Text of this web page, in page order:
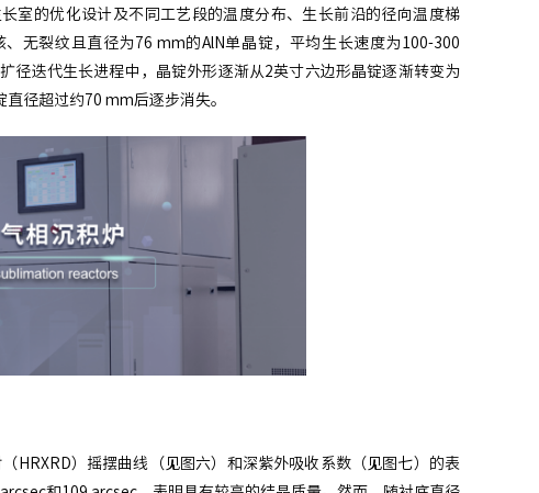
室的优化设计及不同工艺段的温度分布、生长前沿的径向温度梯
无裂纹且直径为76 mm的AlN单晶锭，平均生长速度为100-300
径迭代生长进程中，晶锭外形逐渐从2英寸六边形晶锭逐渐转变为
径超过约70 mm后逐步消失。
HRXRD）摇摆曲线（见图六）和深紫外吸收系数（见图七）的表